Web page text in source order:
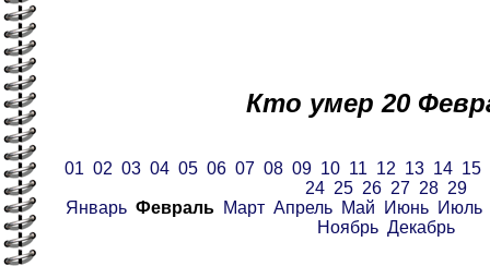
Кто умер 20
01 02 03 04 05 06 07 08 09 10 11 12 13 14 15
24 25 26 27 28 29
Январь Февраль Март Апрель Май Июнь
Июль
Ноябрь Декабрь